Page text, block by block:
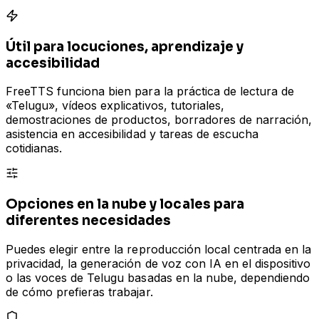
Útil para locuciones, aprendizaje y
accesibilidad
FreeTTS funciona bien para la práctica de lectura de
«Telugu», vídeos explicativos, tutoriales,
demostraciones de productos, borradores de narración,
asistencia en accesibilidad y tareas de escucha
cotidianas.
Opciones en la nube y locales para
diferentes necesidades
Puedes elegir entre la reproducción local centrada en la
privacidad, la generación de voz con IA en el dispositivo
o las voces de Telugu basadas en la nube, dependiendo
de cómo prefieras trabajar.